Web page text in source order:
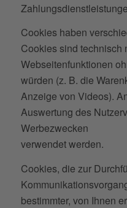
Cookies haben
Cookies sind technisch
Webseitenfunktionen
würden (z. B. die
Anzeige von Videos).
Auswertung des
Werbezwecken
verwendet werden.
Cookies, die zur
bestimmter, von Ihnen